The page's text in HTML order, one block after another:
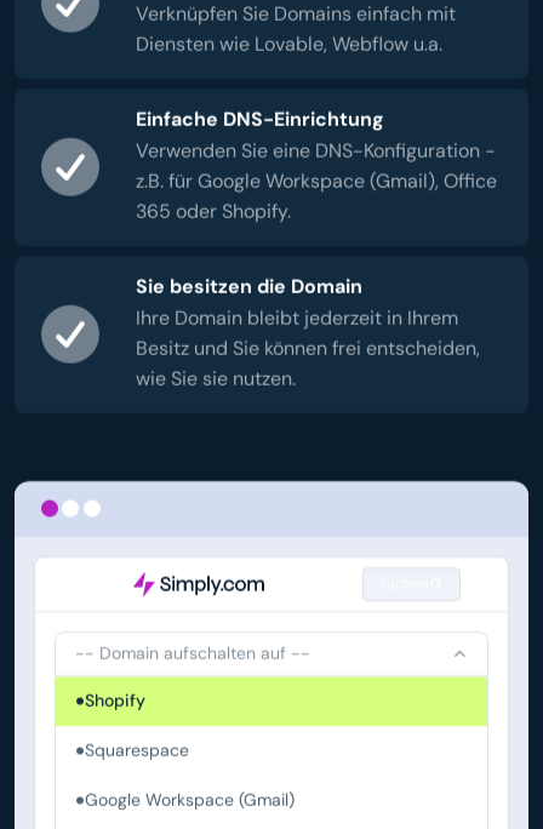
Verknüpfen Sie Domains einfach mit
Diensten wie Lovable, Webflow u.a.
Einfache DNS-Einrichtung
Verwenden Sie eine DNS-Konfiguration -
z.B. für Google Workspace (Gmail), Office
365 oder Shopify.
Sie besitzen die Domain
Ihre Domain bleibt jederzeit in Ihrem
Besitz und Sie können frei entscheiden,
wie Sie sie nutzen.
-- Domain aufschalten auf --
Shopify
Squarespace
Google Workspace (Gmail)